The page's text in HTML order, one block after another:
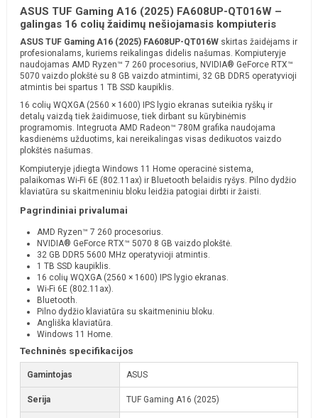
ASUS TUF Gaming A16 (2025) FA608UP-QT016W –
galingas 16 colių žaidimų nešiojamasis kompiuteris
ASUS TUF Gaming A16 (2025) FA608UP-QT016W skirtas žaidėjams ir
profesionalams, kuriems reikalingas didelis našumas. Kompiuteryje
naudojamas AMD Ryzen™ 7 260 procesorius, NVIDIA® GeForce RTX™
5070 vaizdo plokštė su 8 GB vaizdo atmintimi, 32 GB DDR5 operatyvioji
atmintis bei spartus 1 TB SSD kaupiklis.
16 colių WQXGA (2560 × 1600) IPS lygio ekranas suteikia ryškų ir
detalų vaizdą tiek žaidimuose, tiek dirbant su kūrybinėmis
programomis. Integruota AMD Radeon™ 780M grafika naudojama
kasdienėms užduotims, kai nereikalingas visas dedikuotos vaizdo
plokštės našumas.
Kompiuteryje įdiegta Windows 11 Home operacinė sistema,
palaikomas Wi-Fi 6E (802.11ax) ir Bluetooth belaidis ryšys. Pilno dydžio
klaviatūra su skaitmeniniu bloku leidžia patogiai dirbti ir žaisti.
Pagrindiniai privalumai
AMD Ryzen™ 7 260 procesorius.
NVIDIA® GeForce RTX™ 5070 8 GB vaizdo plokštė.
32 GB DDR5 5600 MHz operatyvioji atmintis.
1 TB SSD kaupiklis.
16 colių WQXGA (2560 × 1600) IPS lygio ekranas.
Wi-Fi 6E (802.11ax).
Bluetooth.
Pilno dydžio klaviatūra su skaitmeniniu bloku.
Angliška klaviatūra.
Windows 11 Home.
Techninės specifikacijos
Gamintojas ASUS
Serija TUF Gaming A16 (2025)